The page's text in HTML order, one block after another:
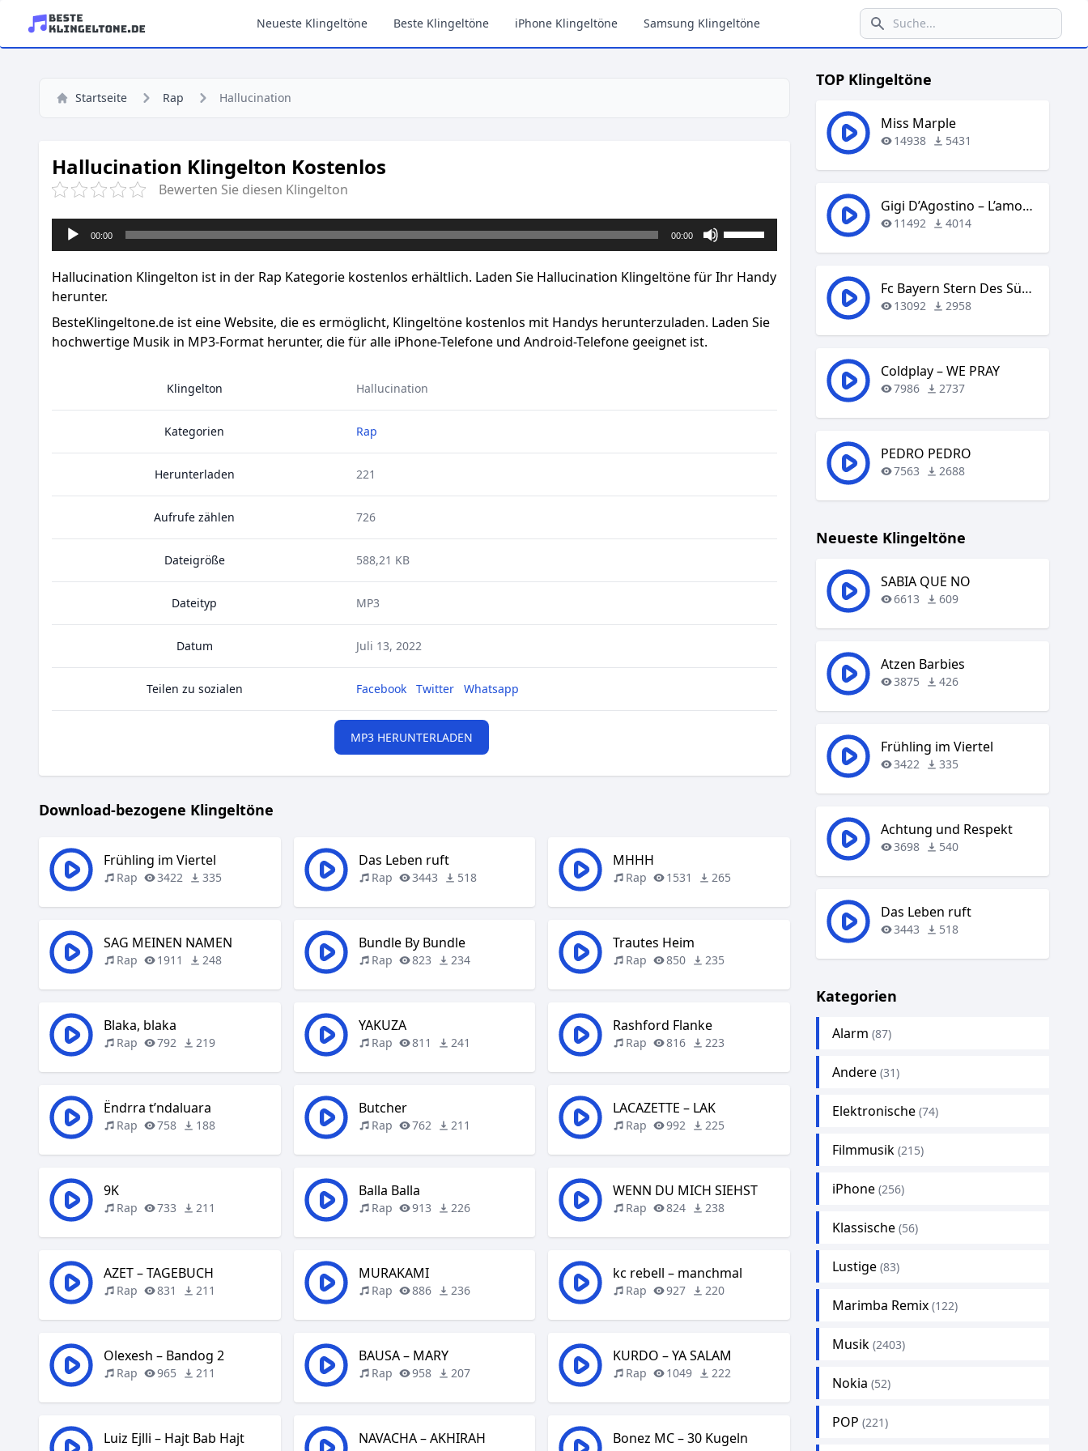
Neueste Klingeltöne Beste Klingeltöne iPhone Klingeltöne Samsung Klingeltöne
Startseite Rap Hallucination
Hallucination Klingelton Kostenlos
Bewerten Sie diesen Klingelton
Audio-
Player
00:00 00:00
um
Lautstärke
Hallucination Klingelton ist in der Rap Kategorie kostenlos erhältlich. Laden Sie Hallucination Klingeltöne für Ihr Handy
herunter.
BesteKlingeltone.de ist eine Website, die es ermöglicht, Klingeltöne kostenlos mit Handys herunterzuladen. Laden Sie
hochwertige Musik in MP3-Format herunter, die für alle iPhone-Telefone und Android-Telefone geeignet ist.
Klingelton Hallucination
Kategorien Rap
Herunterladen 221
Aufrufe zählen 726
Dateigröße 588,21 KB
Dateityp MP3
Datum Juli 13, 2022
Teilen zu sozialen Facebook Twitter Whatsapp
MP3 HERUNTERLADEN
Download-bezogene Klingeltöne
Frühling im Viertel
Rap 3422 335
Das Leben ruft
Rap 3443 518
MHHH
Rap 1531 265
SAG MEINEN NAMEN
Rap 1911 248
Bundle By Bundle
Rap 823 234
Trautes Heim
Rap 850 235
Blaka, blaka
Rap 792 219
YAKUZA
Rap 811 241
Rashford Flanke
Rap 816 223
Ëndrra t’ndaluara
Rap 758 188
Butcher
Rap 762 211
LACAZETTE – LAK
Rap 992 225
9K
Rap 733 211
Balla Balla
Rap 913 226
WENN DU MICH SIEHST
Rap 824 238
AZET – TAGEBUCH
Rap 831 211
MURAKAMI
Rap 886 236
kc rebell – manchmal
Rap 927 220
Olexesh – Bandog 2
Rap 965 211
BAUSA – MARY
Rap 958 207
KURDO – YA SALAM
Rap 1049 222
Luiz Ejlli – Hajt Bab Hajt NAVACHA – AKHIRAH Bonez MC – 30 Kugeln
TOP Klingeltöne
Miss Marple
14938 5431
Gigi D’Agostino – L’amour Toujours
11492 4014
Fc Bayern Stern Des Südens
13092 2958
Coldplay – WE PRAY
7986 2737
PEDRO PEDRO
7563 2688
Neueste Klingeltöne
SABIA QUE NO
6613 609
Atzen Barbies
3875 426
Frühling im Viertel
3422 335
Achtung und Respekt
3698 540
Das Leben ruft
3443 518
Kategorien
Alarm (87)
Andere (31)
Elektronische (74)
Filmmusik (215)
iPhone (256)
Klassische (56)
Lustige (83)
Marimba Remix (122)
Musik (2403)
Nokia (52)
POP (221)